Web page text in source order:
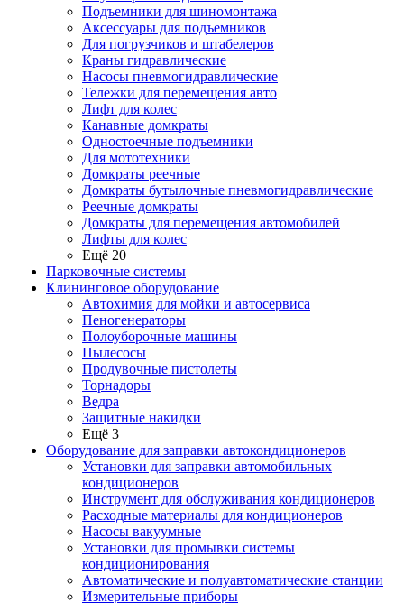
Подъемники для шиномонтажа
Аксессуары для подъемников
Для погрузчиков и штабелеров
Краны гидравлические
Насосы пневмогидравлические
Тележки для перемещения авто
Лифт для колес
Канавные домкраты
Одностоечные подъемники
Для мототехники
Домкраты реечные
Домкраты бутылочные пневмогидравлические
Реечные домкраты
Домкраты для перемещения автомобилей
Лифты для колес
Ещё 20
Парковочные системы
Клининговое оборудование
Автохимия для мойки и автосервиса
Пеногенераторы
Полоуборочные машины
Пылесосы
Продувочные пистолеты
Торнадоры
Ведра
Защитные накидки
Ещё 3
Оборудование для заправки автокондиционеров
Установки для заправки автомобильных
кондиционеров
Инструмент для обслуживания кондиционеров
Расходные материалы для кондиционеров
Насосы вакуумные
Установки для промывки системы
кондиционирования
Автоматические и полуавтоматические станции
Измерительные приборы